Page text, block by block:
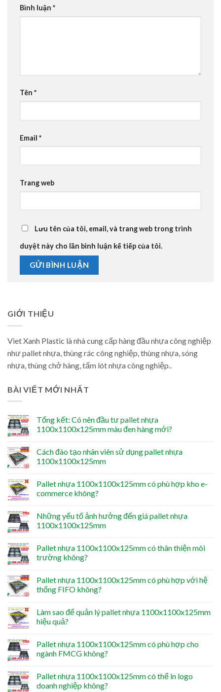
Bình luận *
Tên *
Email *
Trang web
Lưu tên của tôi, email, và trang web trong trình
duyệt này cho lần bình luận kế tiếp của tôi.
GIỚI THIỆU
Viet Xanh Plastic là nhà cung cấp hàng đầu nhựa công nghiệp
như pallet nhựa, thùng rác công nghiệp, thùng nhựa, sóng
nhựa, thùng chở hàng, tấm lót nhựa công nghiệp..
BÀI VIẾT MỚI NHẤT
Tổng kết: Có nên đầu tư pallet nhựa
1100x1100x125mm màu đen hàng mới?
Cách đào tạo nhân viên sử dụng pallet nhựa
1100x1100x125mm
Pallet nhựa 1100x1100x125mm có phù hợp kho e-
commerce không?
Những yếu tố ảnh hưởng đến giá pallet nhựa
1100x1100x125mm
Pallet nhựa 1100x1100x125mm có thân thiện môi
trường không?
Pallet nhựa 1100x1100x125mm có phù hợp với hệ
thống FIFO không?
Làm sao để quản lý pallet nhựa 1100x1100x125mm
hiệu quả?
Pallet nhựa 1100x1100x125mm có phù hợp cho
ngành FMCG không?
Pallet nhựa 1100x1100x125mm có thể in logo
doanh nghiệp không?